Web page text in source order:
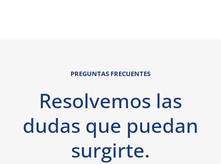
PREGUNTAS FRECUENTES
Resolvemos las
dudas que puedan
surgirte.